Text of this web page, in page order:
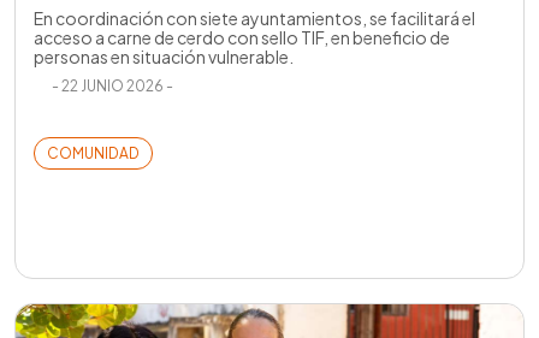
En coordinación con siete ayuntamientos, se facilitará el
acceso a carne de cerdo con sello TIF, en beneficio de
personas en situación vulnerable.
- 22 JUNIO 2026 -
COMUNIDAD